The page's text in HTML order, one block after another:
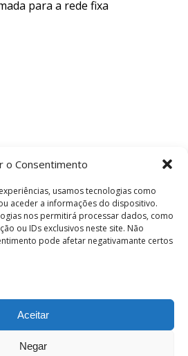
o Consentimento
usamos tecnologias como
aceder a informações do dispositivo.
nos permitirá processar dados, como
ou IDs exclusivos neste site. Não
pode afetar negativamante certos
Aceitar
Negar
para a rede fixa